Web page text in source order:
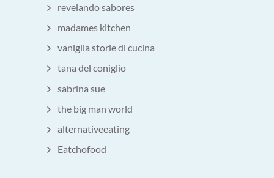
revelando sabores
madames kitchen
vaniglia storie di cucina
tana del coniglio
sabrina sue
the big man world
alternativeeating
Eatchofood